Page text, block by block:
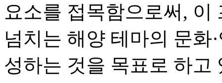
요소를 접목함으로써,
넘치는 해양 테마의 문화
성하는 것을 목표로 하고